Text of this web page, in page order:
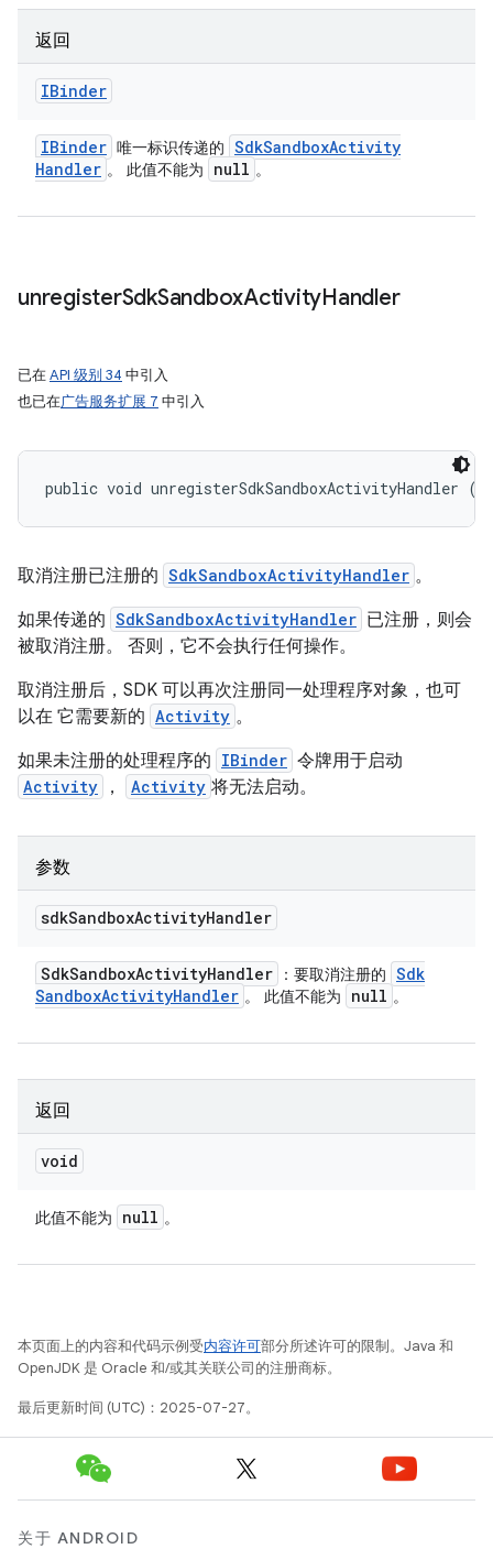
返回
IBinder
IBinder 唯一标识传递的 SdkSandboxActivity
Handler 。 此值不能为 null 。
unregisterSdkSandboxActivityHandler
已在API 级别 34 中引入
也已在广告服务扩展 7 中引入
public void unregisterSdkSandboxActivityHandler (
取消注册已注册的 SdkSandboxActivityHandler 。
如果传递的 SdkSandboxActivityHandler 已注册，则会
被取消注册。 否则，它不会执行任何操作。
取消注册后，SDK 可以再次注册同一处理程序对象，也可
以在 它需要新的 Activity 。
如果未注册的处理程序的 IBinder 令牌用于启动
Activity ， Activity 将无法启动。
参数
sdkSandboxActivityHandler
SdkSandboxActivityHandler ：要取消注册的 Sdk
SandboxActivityHandler 。 此值不能为 null 。
返回
void
此值不能为 null 。
本页面上的内容和代码示例受内容许可部分所述许可的限制。Java 和
OpenJDK 是 Oracle 和/或其关联公司的注册商标。
最后更新时间 (UTC)：2025-07-27。
关于 ANDROID